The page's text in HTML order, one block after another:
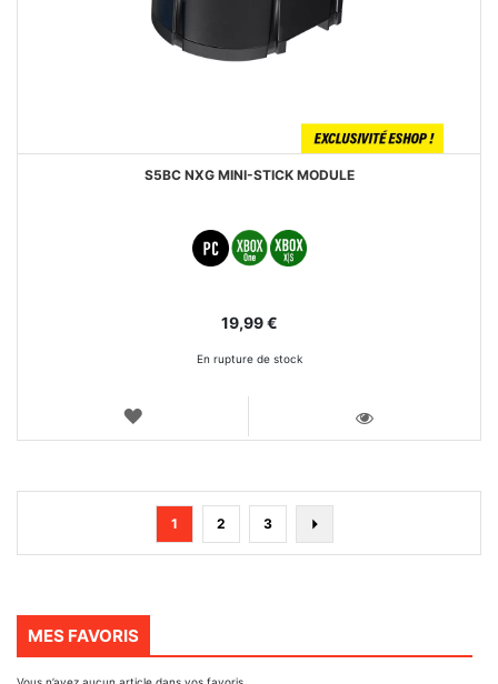
S5BC NXG MINI-STICK MODULE
19,99 €
En rupture de stock
AJOUTER
Page
You're
currently
1 Page
2 Page
3
MES FAVORIS